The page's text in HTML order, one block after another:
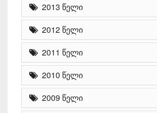
2013 წელი
2012 წელი
2011 წელი
2010 წელი
2009 წელი